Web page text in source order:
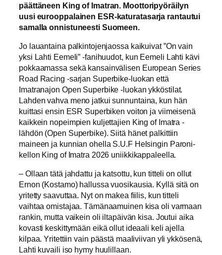
päättäneen King of Imatran. Moottoripyöräilyn
uusi eurooppalainen ESR-katuratasarja rantautui
samalla onnistuneesti Suomeen.
Jo lauantaina palkintojenjaossa kaikuivat ”On vain
yksi Lahti Eemeli” -fanihuudot, kun Eemeli Lahti kävi
pokkaamassa sekä kansainvälisen European Series
Road Racing -sarjan Superbike-luokan että
Imatranajon Open Superbike -luokan ykköstilat.
Lahden vahva meno jatkui sunnuntaina, kun hän
kuittasi ensin ESR Superbiken voiton ja viimeisenä
kaikkein nopeimpien kuljettajien King of Imatra -
lähdön (Open Superbike). Siitä hänet palkittiin
maineen ja kunnian ohella S.U.F Helsingin Paroni-
kellon King of Imatra 2026 uniikkikappaleella.
– Ollaan tätä jahdattu ja katsottu, kun titteli on ollut
Ernon (Kostamo) hallussa vuosikausia. Kyllä sitä on
yritetty saavuttaa. Nyt on makea fiilis, kun titteli
vaihtaa omistajaa. Tämänaamuinen kisa oli varmaan
rankin, mutta vaikein oli iltapäivän kisa. Joutui aika
kovasti keskittymään eikä ollut ideaali keli ajella
kilpaa. Yritettiin vain päästä maaliviivan yli ykkösenä,
Lahti kuvaili iso hymy huulillaan.